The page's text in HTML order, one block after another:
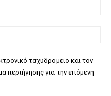
ταχυδρομείο και τον
περιήγησης για την επόμενη